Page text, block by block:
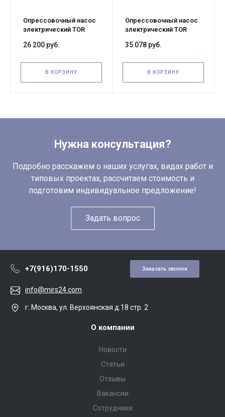
Опрессовочный насос
электрический TOR
26 200 руб.
В КОРЗИНУ
Опрессовочный насос
электрический TOR
35 078 руб.
В КОРЗИНУ
Нужна консультация?
Подробно расскажем о наших услугах, видах работ и
типовых проектах, рассчитаем стоимость и
подготовим индивидуальное предложение!
Задать вопрос
+7(916)170-1550 Заказать звонок
info@mirs24.com
г. Москва, ул. Верхоянская д.18 стр. 2
О компании
Новости
Статьи
Отзывы
Вакансии
Сотрудники